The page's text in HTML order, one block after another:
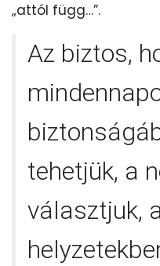
„attól függ…”.
Az biztos,
tehetjük, a
választjuk,